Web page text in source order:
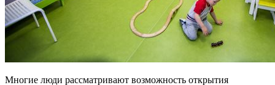
Многие люди рассматривают возможность открытия